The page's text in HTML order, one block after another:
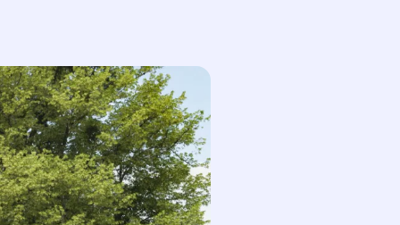
papier